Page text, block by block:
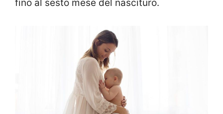
fino al sesto mese del nascituro.